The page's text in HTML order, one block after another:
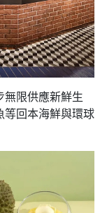
無限供應新鮮生
等回本海鮮與環球